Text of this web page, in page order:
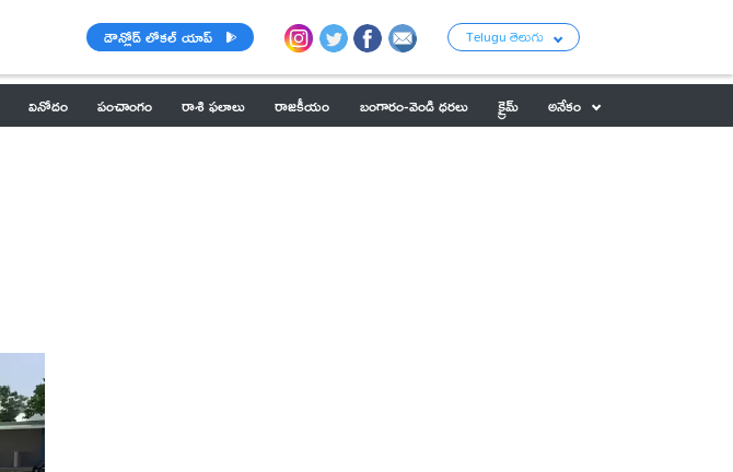
డౌన్లోడ్ లోకల్ యాప్ Telugu తెలుగు
వినోదం పంచాంగం రాశి ఫలాలు రాజకీయం బంగారం-వెండి ధరలు క్రైమ్
అనేకం